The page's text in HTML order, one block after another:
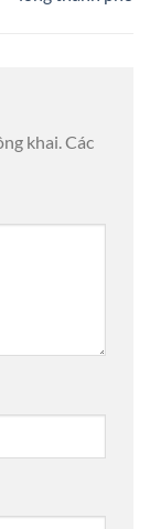
khai.Các